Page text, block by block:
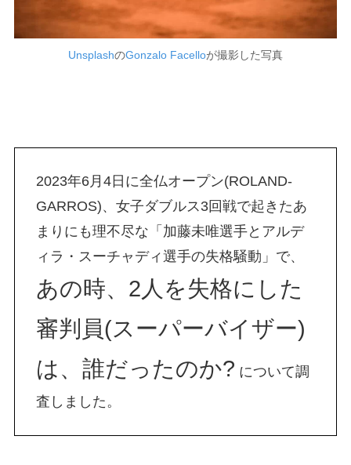
UnsplashのGonzalo Facelloが撮影した写真
2023年6月4日に全仏オープン(ROLAND-
GARROS)、女子ダブルス3回戦で起きたあ
まりにも理不尽な「加藤未唯選手とアルデ
ィラ・スーチャディ選手の失格騒動」で、
あの時、2人を失格にした
審判員(スーパーバイザー)
は、誰だったのか? について調
査しました。